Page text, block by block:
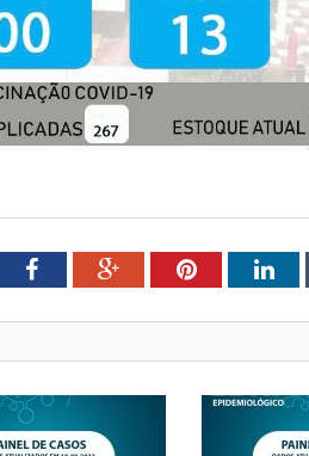
FacebookGoogle+Pinterest